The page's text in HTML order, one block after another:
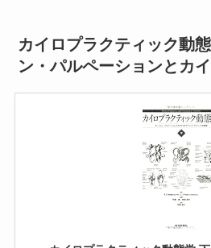
カイロプラクティック動
ン・パルペーションとカ